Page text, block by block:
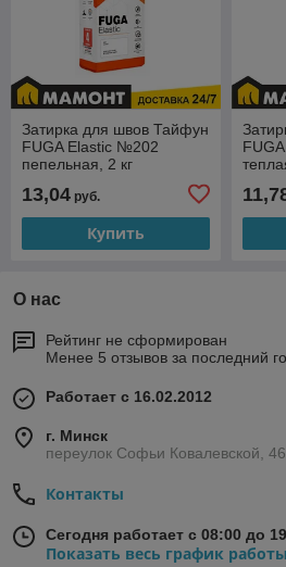
Затирка для швов Тайфун
FUGA Elastic №202
пепельная, 2 кг
13,04 руб.
Купить
О нас
Рейтинг не сформирован
Менее 5 отзывов за последний
Работает с 16.02.2012
г. Минск
переулок Софьи Ковалевской,
Контакты
Сегодня работает с 08:00 до
Показать весь график работы